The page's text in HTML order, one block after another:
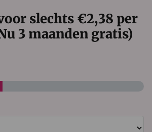
slechts €2,38 per
3 maanden gratis)